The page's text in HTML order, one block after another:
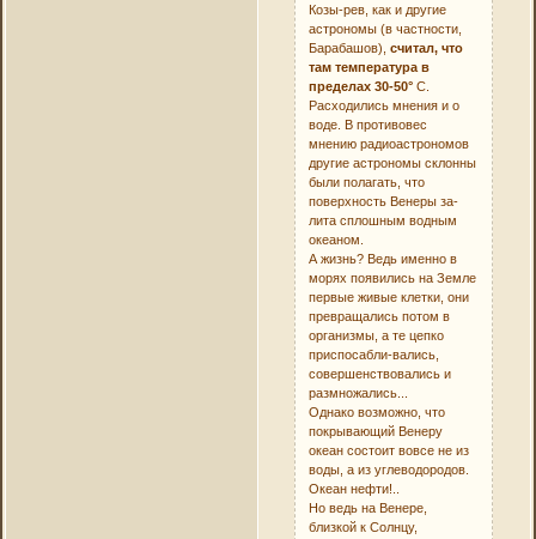
Козы-рев, как и другие
астрономы (в частности,
Барабашов), считал, что
там температура в
пределах 30-50°С.
Расходились мнения и о
воде. В противовес
мнению радиоастрономов
другие астрономы склонны
были полагать, что
поверхность Венеры за-
лита сплошным водным
океаном.
А жизнь? Ведь именно в
морях появились на Земле
первые живые клетки, они
превращались потом в
организмы, а те цепко
приспосабли-вались,
совершенствовались и
размножались...
Однако возможно, что
покрывающий Венеру
океан состоит вовсе не из
воды, а из углеводородов.
Океан нефти!..
Но ведь на Венере,
близкой к Солнцу,